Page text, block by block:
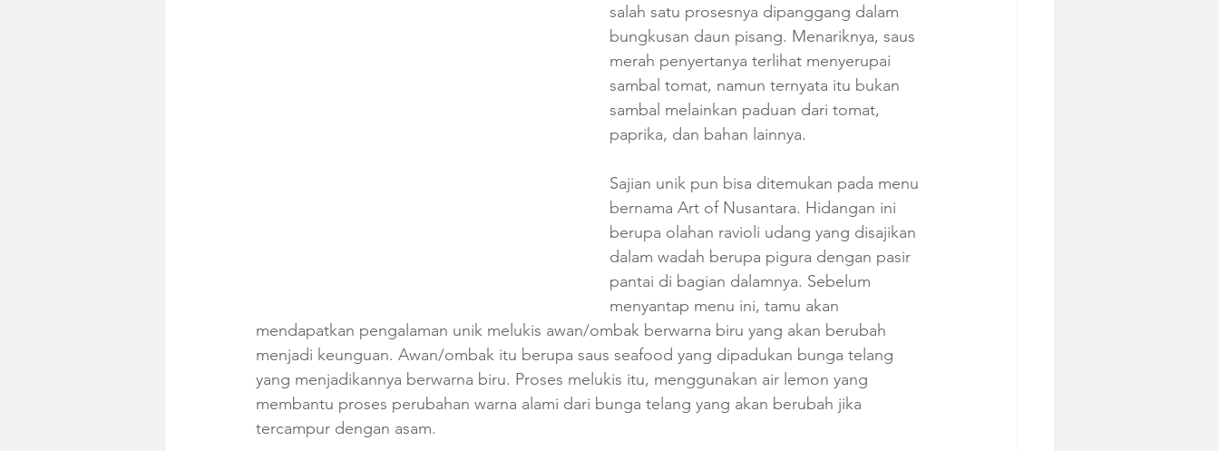
salah satu prosesnya dipanggang dalam
bungkusan daun pisang. Menariknya, saus
merah penyertanya terlihat menyerupai
sambal tomat, namun ternyata itu bukan
sambal melainkan paduan dari tomat,
paprika, dan bahan lainnya.
Sajian unik pun bisa ditemukan pada menu
bernama Art of Nusantara. Hidangan ini
berupa olahan ravioli udang yang disajikan
dalam wadah berupa pigura dengan pasir
pantai di bagian dalamnya. Sebelum
menyantap menu ini, tamu akan
mendapatkan pengalaman unik melukis awan/ombak berwarna biru yang akan berubah
menjadi keunguan. Awan/ombak itu berupa saus seafood yang dipadukan bunga telang
yang menjadikannya berwarna biru. Proses melukis itu, menggunakan air lemon yang
membantu proses perubahan warna alami dari bunga telang yang akan berubah jika
tercampur dengan asam.